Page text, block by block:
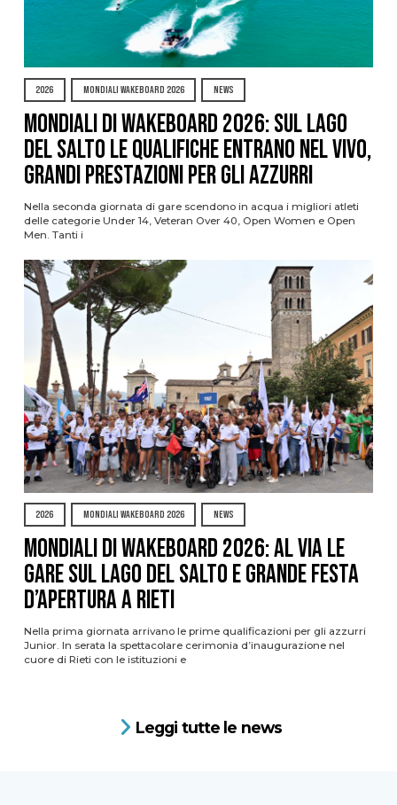
2026 MONDIALI WAKEBOARD 2026 NEWS
Mondiali di Wakeboard 2026: sul Lago
del Salto le qualifiche entrano nel vivo,
grandi prestazioni per gli azzurri
Nella seconda giornata di gare scendono in acqua i migliori atleti
delle categorie Under 14, Veteran Over 40, Open Women e Open
Men. Tanti i
2026 MONDIALI WAKEBOARD 2026 NEWS
Mondiali di Wakeboard 2026: al via le
gare sul Lago del Salto e grande festa
d’apertura a Rieti
Nella prima giornata arrivano le prime qualificazioni per gli azzurri
Junior. In serata la spettacolare cerimonia d’inaugurazione nel
cuore di Rieti con le istituzioni e
Leggi tutte le news